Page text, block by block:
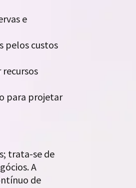
e
pelos custos
para projetar
trata-se de
A
de